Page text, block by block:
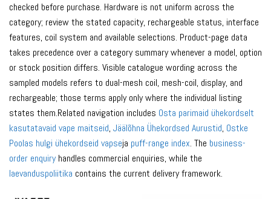
checked before purchase. Hardware is not uniform across the
category; review the stated capacity, rechargeable status, interface
features, coil system and available selections. Product-page data
takes precedence over a category summary whenever a model, option
or stock position differs. Visible catalogue wording across the
sampled models refers to dual-mesh coil, mesh-coil, display, and
rechargeable; those terms apply only where the individual listing
states them.Related navigation includes Osta parimaid ühekordselt
kasutatavaid vape maitseid, Jäälõhna Ühekordsed Aurustid, Ostke
Poolas hulgi ühekordseid vapseja puff-range index. The business-
order enquiryhandles commercial enquiries, while the
laevanduspoliitika contains the current delivery framework.